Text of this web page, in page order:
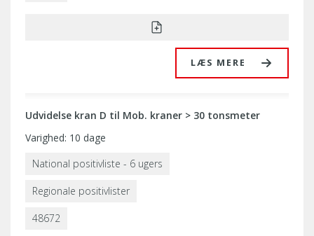
LÆS MERE
Udvidelse kran D til Mob. kraner > 30 tonsmeter
National positivliste - 6 ugers
Regionale positivlister
48672
Varighed: 10 dage